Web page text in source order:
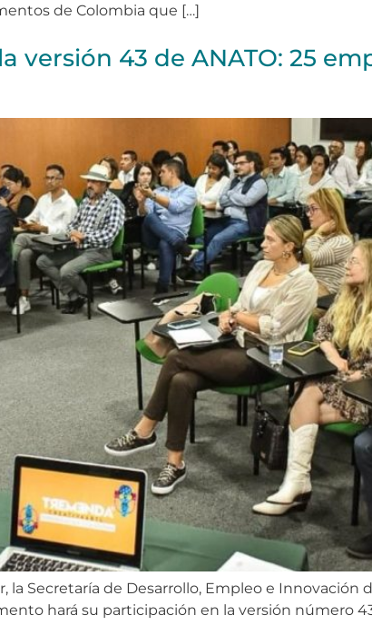
de Colombia que […]
versión 43 de ANATO: 25
Secretaría de Desarrollo, Empleo e Innovación
hará su participación en la versión número